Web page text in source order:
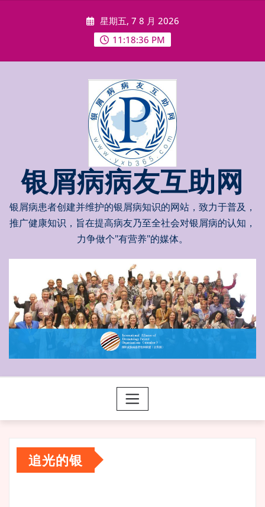
星期五, 7 8 月 2026
11:18:36 PM
银屑病病友互助网
银屑病患者创建并维护的银屑病知识的网站，致力于普及，
推广健康知识，旨在提高病友乃至全社会对银屑病的认知，
力争做个"有营养"的媒体。
追光的银